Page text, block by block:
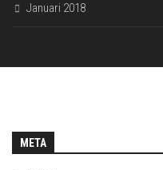
Januari 2018
META